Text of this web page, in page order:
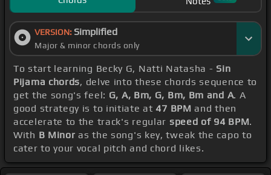
drama, si enciendes me la llama,
el mundo desde mi mejor pijama,
quiere quedar, que soy[Bm]tuya hasta la mañana,
la pasamos romántica, y se pilota automático,
botamos un manual, estamos viajando en
cannabis,[A]siempre sirve una dama, pero[C#]
soy una[N] perra en la cama, [Bm]
así que dale
pom pom pom pom, ponle[G]carnavisa, son son
son son son,[A] [Bm]así que dale pom pom pom
VERSION: Simplified
Major & minor chords only
To start learning Becky G, Natti Natasha - Sin
Pijama chords, delve into these chords sequence to
get the song's feel: G, A, Bm, G, Bm, Bm and A. A
good strategy is to initiate at47 BPM and then
accelerate to the track's regular speed of 94 BPM.
With B Minor as the song's key, tweak the capo to
cater to your vocal pitch and chord likes.